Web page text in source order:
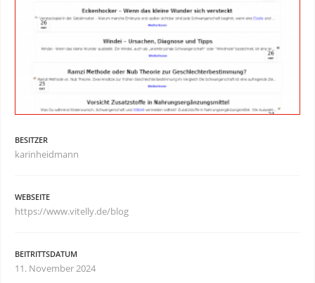
BESITZER
karinheidmann
WEBSEITE
https://www.vitelly.de/blog
BEITRITTSDATUM
11. November 2024